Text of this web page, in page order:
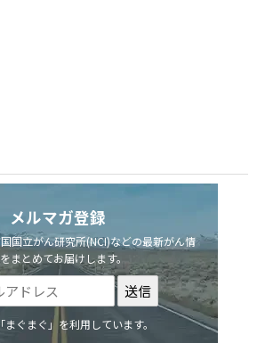
メルマガ登録
国立がん研究所(NCI)などの最新がん情
まとめてお届けします。
まぐまぐ」を利用しています。